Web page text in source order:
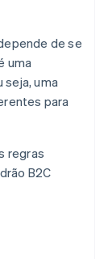
de se
uma
seja, uma
para
regras
B2C